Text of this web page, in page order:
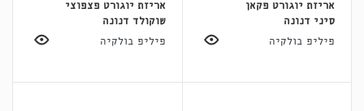
אריזת יוגורט פקאן
סיני דנונה
פיליפ בולקיה
אריזת יוגורט פצפוצי
שוקולד דנונה
פיליפ בולקיה